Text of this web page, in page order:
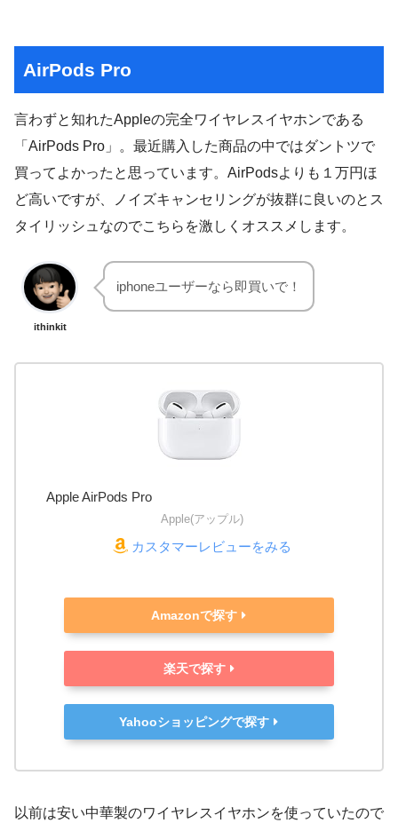
AirPods Pro
言わずと知れたAppleの完全ワイヤレスイヤホンである
「AirPods Pro」。最近購入した商品の中ではダントツで
買ってよかったと思っています。AirPodsよりも１万円ほ
ど高いですが、ノイズキャンセリングが抜群に良いのとス
タイリッシュなのでこちらを激しくオススメします。
ithinkit
iphoneユーザーなら即買いで！
Apple AirPods Pro
Apple(アップル)
カスタマーレビューをみる
Amazonで探す
楽天で探す
Yahooショッピングで探す
以前は安い中華製のワイヤレスイヤホンを使っていたので